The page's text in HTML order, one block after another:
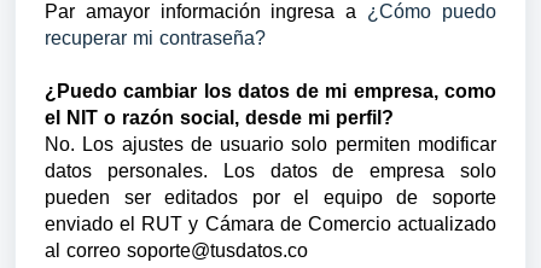
Par amayor información ingresa a ¿Cómo puedo
recuperar mi contraseña?
¿Puedo cambiar los datos de mi empresa, como
el NIT o razón social, desde mi perfil?
No. Los ajustes de usuario solo permiten modificar
datos personales. Los datos de empresa solo
pueden ser editados por el equipo de soporte
enviado el RUT y Cámara de Comercio actualizado
al correo soporte@tusdatos.co